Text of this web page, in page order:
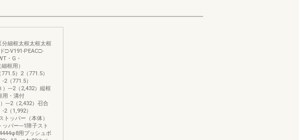
細框太框太框太框
□-V191-PEAC□-
・G・
框用）
）2（771.5）
（771.5）
---2（2,432）縦框
用・溝付
---2（2,432）召合
（1,992）
トッパー（本体）
パー---1障子スト
用プッシュボ